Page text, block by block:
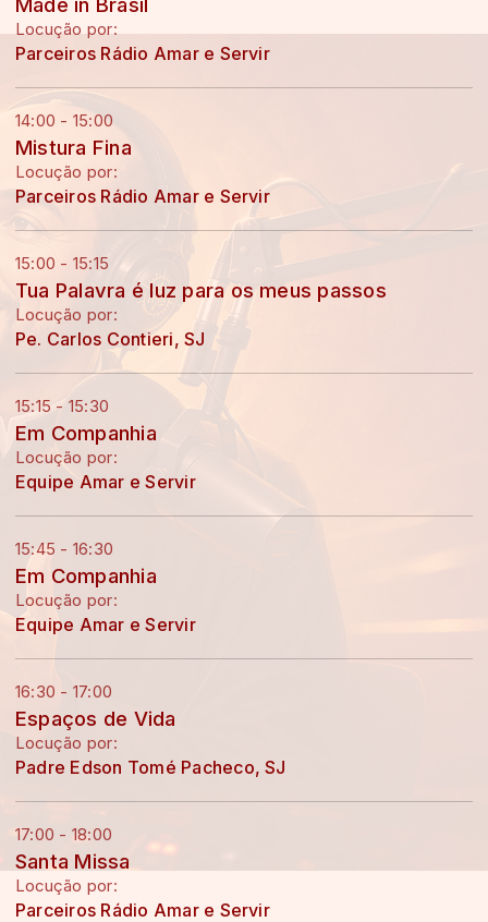
Locução por:
Parceiros Rádio Amar e Servir
14:00 - 15:00
Mistura Fina
Locução por:
Parceiros Rádio Amar e Servir
15:00 - 15:15
Tua Palavra é luz para os meus passos
Locução por:
Pe. Carlos Contieri, SJ
15:15 - 15:30
Em Companhia
Locução por:
Equipe Amar e Servir
15:45 - 16:30
Em Companhia
Locução por:
Equipe Amar e Servir
16:30 - 17:00
Espaços de Vida
Locução por:
Padre Edson Tomé Pacheco, SJ
17:00 - 18:00
Santa Missa
Locução por:
Parceiros Rádio Amar e Servir